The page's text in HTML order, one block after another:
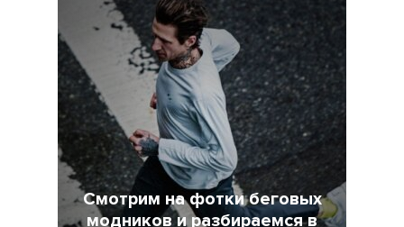
Смотрим на фотки беговых
модников и разбираемся в